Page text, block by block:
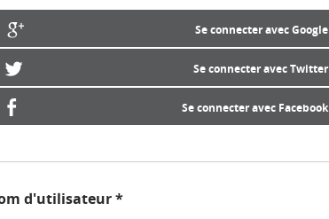
Se connecter avec Google
Se connecter avec Twitter
Se connecter avec Facebook
d'utilisateur*